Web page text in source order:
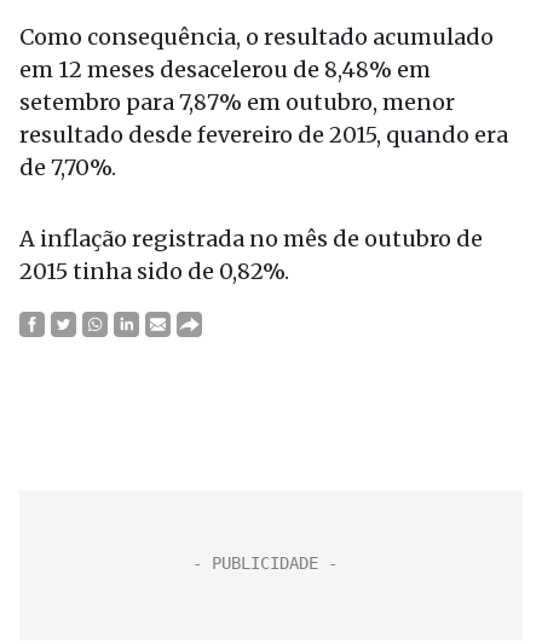
Como consequência, o resultado acumulado
em 12 meses desacelerou de 8,48% em
setembro para 7,87% em outubro, menor
resultado desde fevereiro de 2015, quando era
de 7,70%.
A inflação registrada no mês de outubro de
2015 tinha sido de 0,82%.